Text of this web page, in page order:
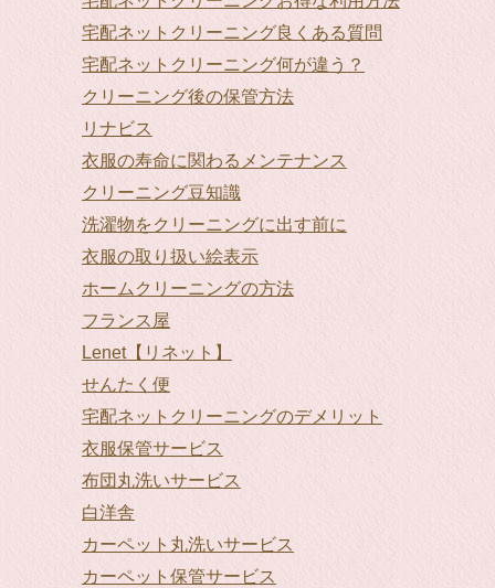
宅配ネットクリーニング良くある質問
宅配ネットクリーニング何が違う？
クリーニング後の保管方法
リナビス
衣服の寿命に関わるメンテナンス
クリーニング豆知識
洗濯物をクリーニングに出す前に
衣服の取り扱い絵表示
ホームクリーニングの方法
フランス屋
Lenet【リネット】
せんたく便
宅配ネットクリーニングのデメリット
衣服保管サービス
布団丸洗いサービス
白洋舎
カーペット丸洗いサービス
カーペット保管サービス